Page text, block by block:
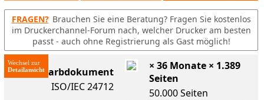
FRAGEN? Brauchen Sie eine Beratung? Fragen Sie kostenlos
im Druckerchannel-Forum nach, welcher Drucker am besten
passt - auch ohne Registrierung als Gast möglich!
Wechsel zur
ISO-Farbdokument
ISO/IEC 24712
× 36 Monate × 1.389
Seiten
50.000 Seiten